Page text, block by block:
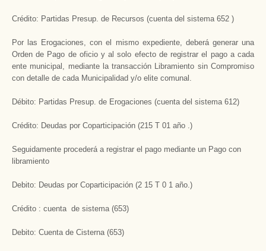
Crédito: Partidas Presup. de Recursos (cuenta del sistema 652 )
Por las Erogaciones, con el mismo expediente, deberá generar una
Orden de Pago de oficio y al solo efecto de registrar el pago a cada
ente municipal, mediante la transacción Libramiento sin Compromiso
con detalle de cada Municipalidad y/o elite comunal.
Débito: Partidas Presup. de Erogaciones (cuenta del sistema 612)
Crédito: Deudas por Coparticipación (215 T 01 año .)
Seguidamente procederá a registrar el pago mediante un Pago con
libramiento
Debito: Deudas por Coparticipación (2 15 T 0 1 año.)
Crédito : cuenta de sistema (653)
Debito: Cuenta de Cisterna (653)